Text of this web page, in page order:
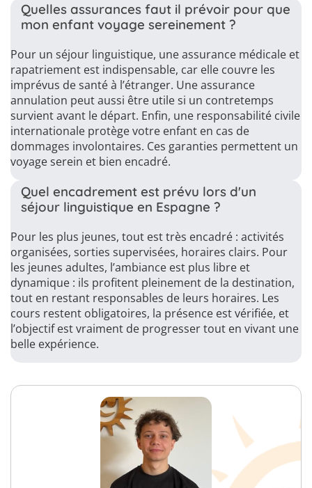
Quelles assurances faut il prévoir pour que
mon enfant voyage sereinement ?
Pour un séjour linguistique, une assurance médicale et
rapatriement est indispensable, car elle couvre les
imprévus de santé à l’étranger. Une assurance
annulation peut aussi être utile si un contretemps
survient avant le départ. Enfin, une responsabilité civile
internationale protège votre enfant en cas de
dommages involontaires. Ces garanties permettent un
voyage serein et bien encadré.
Quel encadrement est prévu lors d'un
séjour linguistique en Espagne ?
Pour les plus jeunes, tout est très encadré : activités
organisées, sorties supervisées, horaires clairs. Pour
les jeunes adultes, l’ambiance est plus libre et
dynamique : ils profitent pleinement de la destination,
tout en restant responsables de leurs horaires. Les
cours restent obligatoires, la présence est vérifiée, et
l’objectif est vraiment de progresser tout en vivant une
belle expérience.